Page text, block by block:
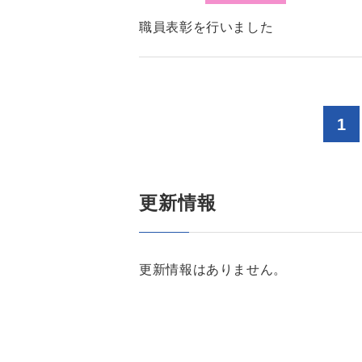
職員表彰を行いました
1
更新情報
更新情報はありません。